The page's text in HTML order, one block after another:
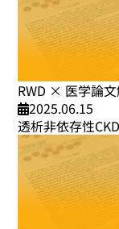
RWD × 医学論
2025.06.15
透析非依存性